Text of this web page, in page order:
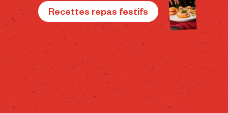
Recettes repas festifs